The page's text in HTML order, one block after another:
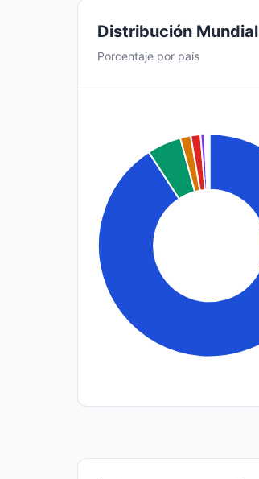
Distribución Mundial
Porcentaje por país